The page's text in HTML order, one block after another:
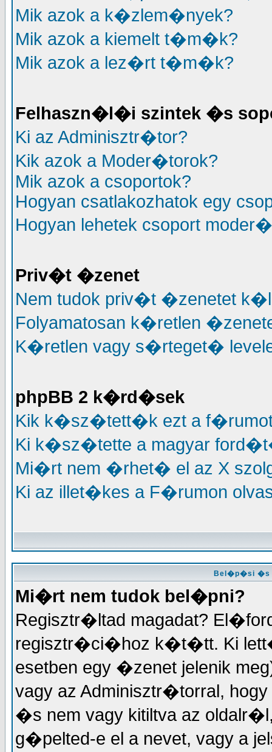
Mik azok a k�zlem�nyek?
Mik azok a kiemelt t�m�k?
Mik azok a lez�rt t�m�k?
Felhaszn�l�i szintek �s
Ki az Adminisztr�tor?
Kik azok a Moder�torok?
Mik azok a csoportok?
Hogyan csatlakozhatok egy
Hogyan lehetek csoport
Priv�t �zenet
Nem tudok priv�t �zenetet
Folyamatosan k�retlen
K�retlen vagy s�rteget�
phpBB 2 k�rd�sek
Kik k�sz�tett�k ezt a
Ki k�sz�tette a magyar
Mi�rt nem �rhet� el az X
Ki az illet�kes a F�rumon
Bel�p�si �s
Mi�rt nem tudok bel�pni?
Regisztr�ltad magadat?
regisztr�ci�hoz k�t�tt. Ki
esetben egy �zenet jelenik
vagy az Adminisztr�torral,
�s nem vagy kitiltva az
g�pelted-e el a nevet, vagy a